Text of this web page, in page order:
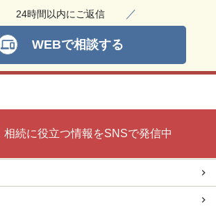
24時間以内にご返信 ／
devices WEBで相談する
相続に役立つ情報をSNSで発信中